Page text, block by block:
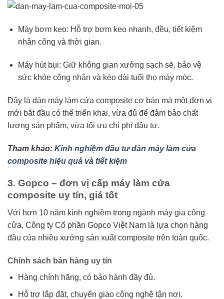
Máy bơm keo: Hỗ trợ bơm keo nhanh, đều, tiết kiệm
nhân công và thời gian.
Máy hút bụi: Giữ không gian xưởng sạch sẽ, bảo vệ
sức khỏe công nhân và kéo dài tuổi thọ máy móc.
Đây là dàn máy làm cửa composite cơ bản mà một đơn vị
mới bắt đầu có thể triển khai, vừa đủ để đảm bảo chất
lượng sản phẩm, vừa tối ưu chi phí đầu tư.
Tham khảo: Kinh nghiệm đầu tư dàn máy làm cửa
composite hiệu quả và tiết kiệm
3. Gopco – đơn vị cấp máy làm cửa
composite uy tín, giá tốt
Với hơn 10 năm kinh nghiệm trong ngành máy gia công
cửa, Công ty Cổ phần Gopco Việt Nam là lựa chọn hàng
đầu của nhiều xưởng sản xuất composite trên toàn quốc.
Chính sách bán hàng uy tín
Hàng chính hãng, có bảo hành đầy đủ.
Hỗ trợ lắp đặt, chuyển giao công nghệ tận nơi.